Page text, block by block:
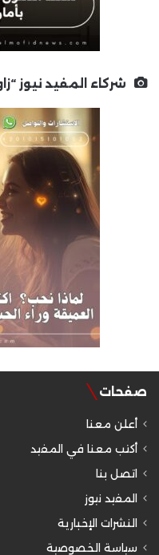
شركاء المفيد نيوز
صفحات
أعلن معنا
أكتب معنا في المفيد
اتصل بنا
المفيد نيوز
النشرات الإخبارية
سياسة الخصوصية